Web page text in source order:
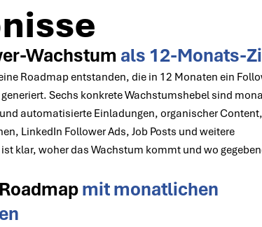
Wachstum als 12-Monats-
Roadmap entstanden, die in 12 Monaten ein
Sechs konkrete Wachstumshebel sind
automatisierte Einladungen, organischer Content,
LinkedIn Follower Ads, Job Posts und weitere
klar, woher das Wachstum kommt und wo
mit monatlichen